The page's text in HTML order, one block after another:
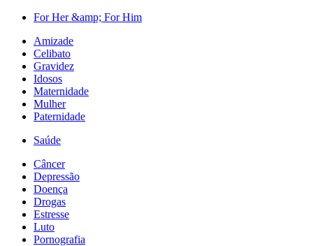
For Her &amp; For Him
Amizade
Celibato
Gravidez
Idosos
Maternidade
Mulher
Paternidade
Saúde
Câncer
Depressão
Doença
Drogas
Estresse
Luto
Pornografia